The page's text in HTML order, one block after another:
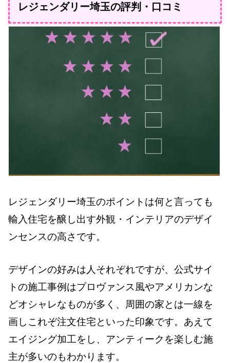
レジェンダリー埼玉の評判・口コミ
レジェンダリー埼玉のポイントは何と言っても
輸入住宅を醸し出す外観・インテリアのデザイ
ンセンスの高さです。
デザインの好みは人それぞれですが、公式サイ
トの施工事例はプロヴァンス風やアメリカンな
どオシャレなものが多く、周囲の家とは一線を
画しこれぞ注文住宅といった印象です。あえて
エイジング加工をし、アンティークを楽しむ施
主が多いのもわかります。